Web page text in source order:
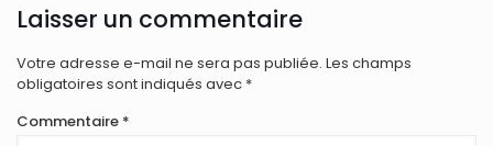
Laisser un commentaire
Votre adresse e-mail ne sera pas publiée. Les champs
obligatoires sont indiqués avec *
Commentaire *